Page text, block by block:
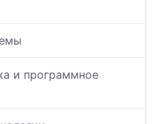
и программное